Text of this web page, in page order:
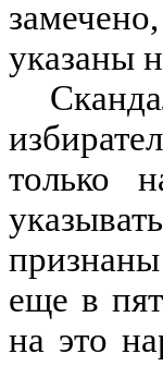
указаны
только
еще в
на это